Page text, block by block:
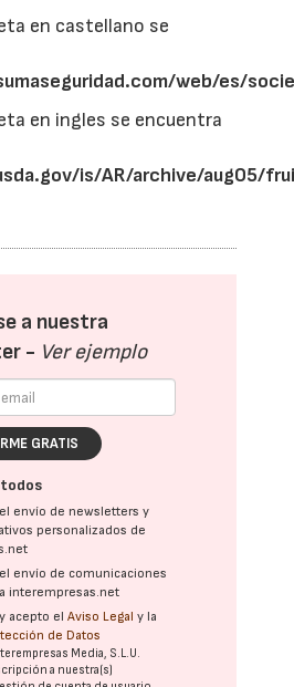
en castellano se
web/es/
en ingles se encuentra
is/AR/archive/aug05/
a nuestra
- Ver ejemplo
GRATIS
envío de newsletters y
personalizados de
envío de comunicaciones
interempresas.net
acepto elAviso Legal y la
de Datos
Media, S.L.U.
a nuestra(s)